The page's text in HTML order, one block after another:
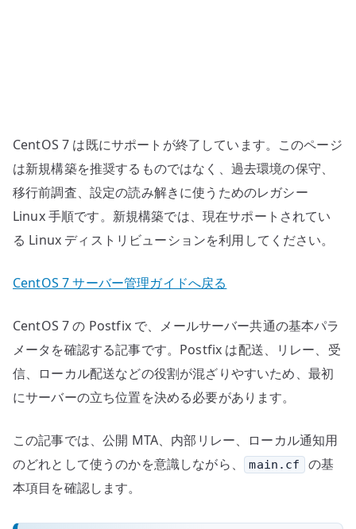
メ
ー
タ
へ
CentOS 7 は既にサポートが終了しています。このページ
は新規構築を推奨するものではなく、過去環境の保守、
移行前調査、設定の読み解きに使うためのレガシー
Linux 手順です。新規構築では、現在サポートされてい
る Linux ディストリビューションを利用してください。
CentOS 7 サーバー管理ガイドへ戻る
CentOS 7 の Postfix で、メールサーバー共通の基本パラ
メータを確認する記事です。Postfix は配送、リレー、受
信、ローカル配送などの役割が混ざりやすいため、最初
にサーバーの立ち位置を決める必要があります。
この記事では、公開 MTA、内部リレー、ローカル通知用
のどれとして使うのかを意識しながら、
main.cf
の基
本項目を確認します。